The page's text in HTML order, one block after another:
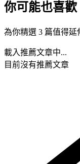
你可能也喜歡
為你精選 3 篇值得延
載入推薦文章中...
目前沒有推薦文章